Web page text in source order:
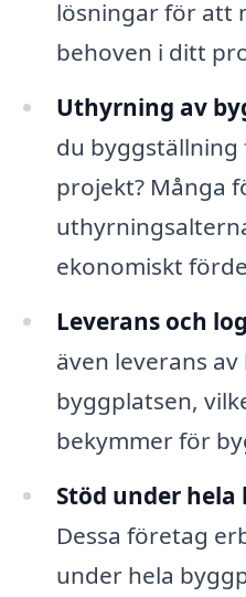
lösningar för att
behoven i ditt
Uthyrning av
du
projekt? Många
ekonomiskt
Leverans och
även leverans
byggplatsen,
bekymmer för
Stöd under hela
Dessa företag
under hela